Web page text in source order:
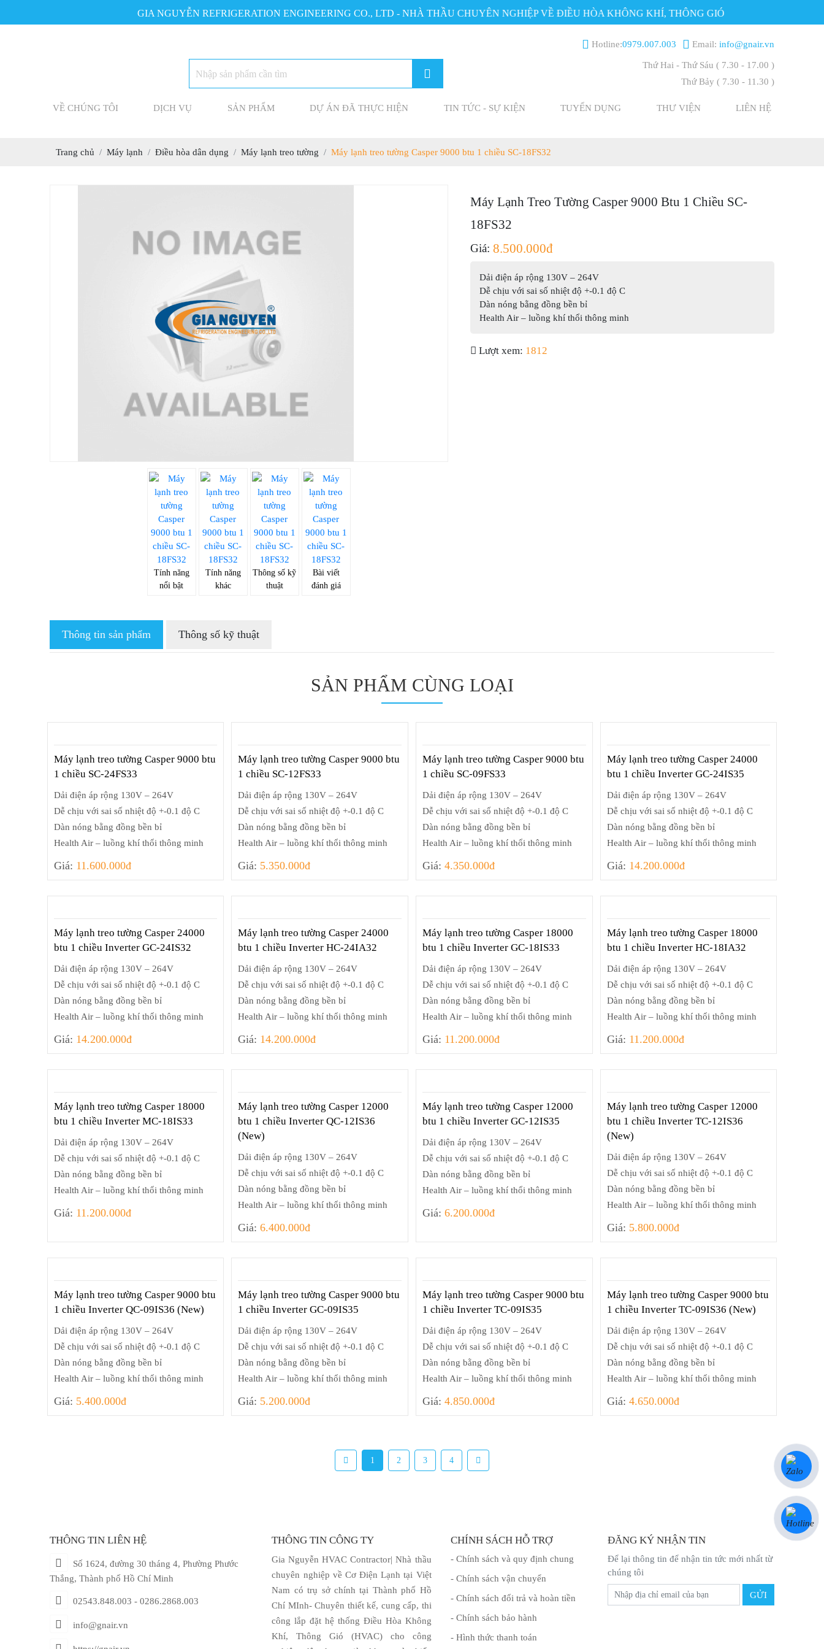
GIA NGUYỄN REFRIGERATION ENGINEERING CO., LTD - NHÀ THẦU CHUYÊN NGHIỆP VỀ ĐIỀU HÒA KHÔNG KHÍ, THÔNG GIÓ
Hotline:0979.007.003 Email:info@gnair.vn
Thứ Hai - Thứ Sáu( 7.30 - 17.00 )
Thứ Bảy( 7.30 - 11.30 )
VỀ CHÚNG TÔI DỊCH VỤ SẢN PHẨM DỰ ÁN ĐÃ THỰC HIỆN TIN TỨC - SỰ KIỆN TUYỂN DỤNG THƯ VIỆN LIÊN HỆ
Trang chủ Máy lạnh Điều hòa dân dụng Máy lạnh treo tường Máy lạnh treo tường Casper 9000 btu 1 chiều SC-18FS32
Tính năng
nổi bật
Tính năng
khác
Thông số kỹ
thuật
Bài viết
đánh giá
Máy Lạnh Treo Tường Casper 9000 Btu 1 Chiều SC-
18FS32
Giá: 8.500.000đ
Dải điện áp rộng 130V – 264V
Dễ chịu với sai số nhiệt độ +-0.1 độ C
Dàn nóng bằng đồng bền bỉ
Health Air – luồng khí thổi thông minh
Lượt xem: 1812
Thông tin sản phẩm Thông số kỹ thuật
SẢN PHẨM CÙNG LOẠI
Máy lạnh treo tường Casper 9000 btu
1 chiều SC-24FS33
Dải điện áp rộng 130V – 264V
Dễ chịu với sai số nhiệt độ +-0.1 độ C
Dàn nóng bằng đồng bền bỉ
Health Air – luồng khí thổi thông minh
Giá: 11.600.000đ
Máy lạnh treo tường Casper 9000 btu
1 chiều SC-12FS33
Dải điện áp rộng 130V – 264V
Dễ chịu với sai số nhiệt độ +-0.1 độ C
Dàn nóng bằng đồng bền bỉ
Health Air – luồng khí thổi thông minh
Giá: 5.350.000đ
Máy lạnh treo tường Casper 9000 btu
1 chiều SC-09FS33
Dải điện áp rộng 130V – 264V
Dễ chịu với sai số nhiệt độ +-0.1 độ C
Dàn nóng bằng đồng bền bỉ
Health Air – luồng khí thổi thông minh
Giá: 4.350.000đ
Máy lạnh treo tường Casper 24000
btu 1 chiều Inverter GC-24IS35
Dải điện áp rộng 130V – 264V
Dễ chịu với sai số nhiệt độ +-0.1 độ C
Dàn nóng bằng đồng bền bỉ
Health Air – luồng khí thổi thông minh
Giá: 14.200.000đ
Máy lạnh treo tường Casper 24000
btu 1 chiều Inverter GC-24IS32
Dải điện áp rộng 130V – 264V
Dễ chịu với sai số nhiệt độ +-0.1 độ C
Dàn nóng bằng đồng bền bỉ
Health Air – luồng khí thổi thông minh
Giá: 14.200.000đ
Máy lạnh treo tường Casper 24000
btu 1 chiều Inverter HC-24IA32
Dải điện áp rộng 130V – 264V
Dễ chịu với sai số nhiệt độ +-0.1 độ C
Dàn nóng bằng đồng bền bỉ
Health Air – luồng khí thổi thông minh
Giá: 14.200.000đ
Máy lạnh treo tường Casper 18000
btu 1 chiều Inverter GC-18IS33
Dải điện áp rộng 130V – 264V
Dễ chịu với sai số nhiệt độ +-0.1 độ C
Dàn nóng bằng đồng bền bỉ
Health Air – luồng khí thổi thông minh
Giá: 11.200.000đ
Máy lạnh treo tường Casper 18000
btu 1 chiều Inverter HC-18IA32
Dải điện áp rộng 130V – 264V
Dễ chịu với sai số nhiệt độ +-0.1 độ C
Dàn nóng bằng đồng bền bỉ
Health Air – luồng khí thổi thông minh
Giá: 11.200.000đ
Máy lạnh treo tường Casper 18000
btu 1 chiều Inverter MC-18IS33
Dải điện áp rộng 130V – 264V
Dễ chịu với sai số nhiệt độ +-0.1 độ C
Dàn nóng bằng đồng bền bỉ
Health Air – luồng khí thổi thông minh
Giá: 11.200.000đ
Máy lạnh treo tường Casper 12000
btu 1 chiều Inverter QC-12IS36
(New)
Dải điện áp rộng 130V – 264V
Dễ chịu với sai số nhiệt độ +-0.1 độ C
Dàn nóng bằng đồng bền bỉ
Health Air – luồng khí thổi thông minh
Giá:6.400.000đ
Máy lạnh treo tường Casper 12000
btu 1 chiều Inverter GC-12IS35
Dải điện áp rộng 130V – 264V
Dễ chịu với sai số nhiệt độ +-0.1 độ C
Dàn nóng bằng đồng bền bỉ
Health Air – luồng khí thổi thông minh
Giá: 6.200.000đ
Máy lạnh treo tường Casper 12000
btu 1 chiều Inverter TC-12IS36
(New)
Dải điện áp rộng 130V – 264V
Dễ chịu với sai số nhiệt độ +-0.1 độ C
Dàn nóng bằng đồng bền bỉ
Health Air – luồng khí thổi thông minh
Giá: 5.800.000đ
Máy lạnh treo tường Casper 9000 btu
1 chiều Inverter QC-09IS36 (New)
Dải điện áp rộng 130V – 264V
Dễ chịu với sai số nhiệt độ +-0.1 độ C
Dàn nóng bằng đồng bền bỉ
Health Air – luồng khí thổi thông minh
Giá: 5.400.000đ
Máy lạnh treo tường Casper 9000 btu
1 chiều Inverter GC-09IS35
Dải điện áp rộng 130V – 264V
Dễ chịu với sai số nhiệt độ +-0.1 độ C
Dàn nóng bằng đồng bền bỉ
Health Air – luồng khí thổi thông minh
Giá: 5.200.000đ
Máy lạnh treo tường Casper 9000 btu
1 chiều Inverter TC-09IS35
Dải điện áp rộng 130V – 264V
Dễ chịu với sai số nhiệt độ +-0.1 độ C
Dàn nóng bằng đồng bền bỉ
Health Air – luồng khí thổi thông minh
Giá: 4.850.000đ
Máy lạnh treo tường Casper 9000 btu
1 chiều Inverter TC-09IS36 (New)
Dải điện áp rộng 130V – 264V
Dễ chịu với sai số nhiệt độ +-0.1 độ C
Dàn nóng bằng đồng bền bỉ
Health Air – luồng khí thổi thông minh
Giá: 4.650.000đ
1 2 3 4
THÔNG TIN LIÊN HỆ
Số 1624, đường 30 tháng 4, Phường Phước
Thắng, Thành phố Hồ Chí Minh
02543.848.003 - 0286.2868.003
info@gnair.vn
THÔNG TIN CÔNG TY
Gia Nguyễn HVAC Contractor| Nhà thầu
chuyên nghiệp về Cơ Điện Lạnh tại Việt
Nam có trụ sở chính tại Thành phố Hồ
Chí MInh- Chuyên thiết kế, cung cấp, thi
công lắp đặt hệ thống Điều Hòa Không
Khí, Thông Gió (HVAC) cho công
CHÍNH SÁCH HỖ TRỢ
- Chính sách và quy định chung
- Chính sách vận chuyển
- Chính sách đổi trả và hoàn tiền
- Chính sách bảo hành
- Hình thức thanh toán
ĐĂNG KÝ NHẬN TIN
Để lại thông tin để nhận tin tức mới nhất từ
chúng tôi